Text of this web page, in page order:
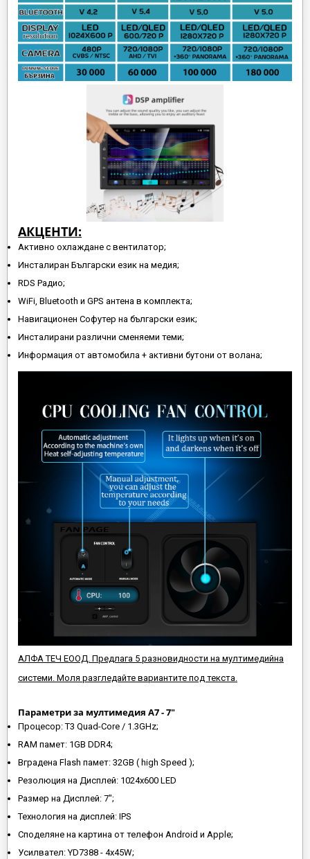
АКЦЕНТИ:
Активно охлаждане с вентилатор;
Инсталиран Български език на медия;
RDS Радио;
WiFi, Bluetooth и GPS антена в комплекта;
Навигационен Софутер на български език;
Инсталирани различни сменяеми теми;
Информация от автомобила + активни бутони от волана;
АЛФА ТЕЧ ЕООД. Предлага 5 разновидности на мултимедийна
системи. Моля разгледайте вариантите под текста.
Параметри за мултимедия A7 - 7"
Процесор: T3 Quad-Core / 1.3GHz;
RAM памет: 1GB DDR4;
Вградена Flash памет: 32GB ( high Speed );
Резолюция на Дисплей: 1024х600 LED
Размер на Дисплей: 7";
Технология на дисплей: IPS
Споделяне на картина от телефон Android и Apple;
Усилвател: YD7388 - 4x45W;